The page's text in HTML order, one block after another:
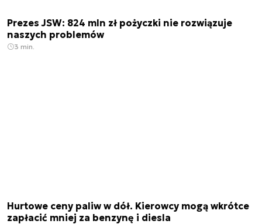
Prezes JSW: 824 mln zł pożyczki nie rozwiązuje
naszych problemów
3 min.
Hurtowe ceny paliw w dół. Kierowcy mogą wkrótce
zapłacić mniej za benzynę i diesla